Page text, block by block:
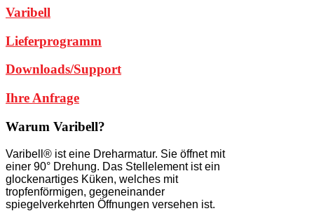
Varibell
Lieferprogramm
Downloads/Support
Ihre Anfrage
Warum Varibell?
Varibell® ist eine Dreharmatur. Sie öffnet mit
einer 90° Drehung. Das Stellelement ist ein
glockenartiges Küken, welches mit
tropfenförmigen, gegeneinander
spiegelverkehrten Öffnungen versehen ist.